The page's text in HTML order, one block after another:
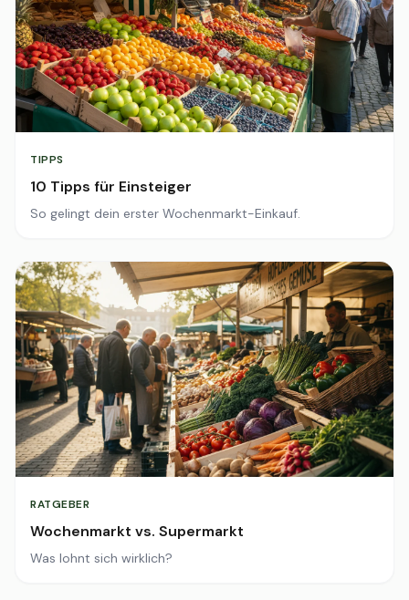
TIPPS
10 Tipps für Einsteiger
So gelingt dein erster Wochenmarkt-Einkauf.
RATGEBER
Wochenmarkt vs. Supermarkt
Was lohnt sich wirklich?